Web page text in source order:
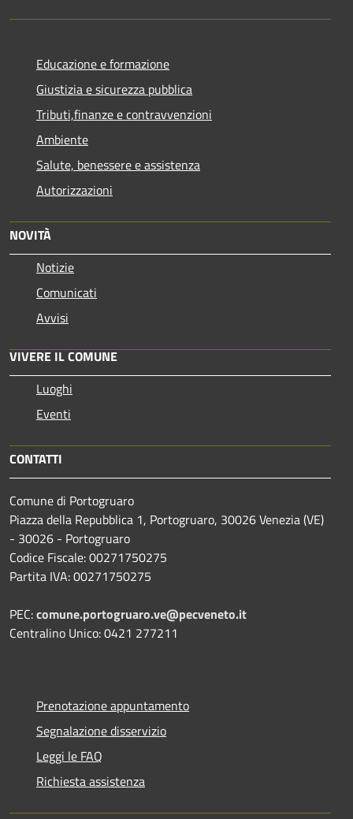
Educazione e formazione
Giustizia e sicurezza pubblica
Tributi,finanze e contravvenzioni
Ambiente
Salute, benessere e assistenza
Autorizzazioni
NOVITÀ
Notizie
Comunicati
Avvisi
VIVERE IL COMUNE
Luoghi
Eventi
CONTATTI
Comune di Portogruaro
Piazza della Repubblica 1, Portogruaro, 30026 Venezia (VE)
- 30026 - Portogruaro
Codice Fiscale: 00271750275
Partita IVA: 00271750275
PEC:comune.portogruaro.ve@pecveneto.it
Centralino Unico: 0421 277211
Prenotazione appuntamento
Segnalazione disservizio
Leggi le FAQ
Richiesta assistenza